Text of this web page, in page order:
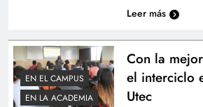
Leer más
EN EL CAMPUS
EN LA ACADEMIA
Con la
el interciclo
Utec